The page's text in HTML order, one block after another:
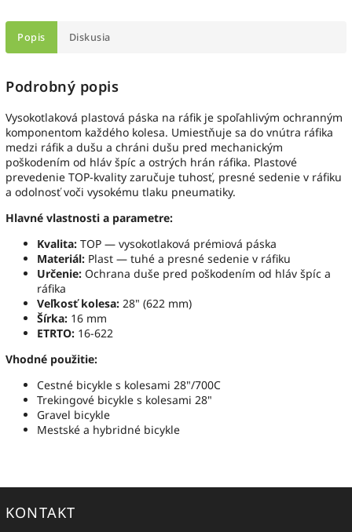
Popis Diskusia
Podrobný popis
Vysokotlaková plastová páska na ráfik je spoľahlivým ochranným
komponentom každého kolesa. Umiestňuje sa do vnútra ráfika
medzi ráfik a dušu a chráni dušu pred mechanickým
poškodením od hláv špíc a ostrých hrán ráfika. Plastové
prevedenie TOP-kvality zaručuje tuhosť, presné sedenie v ráfiku
a odolnosť voči vysokému tlaku pneumatiky.
Hlavné vlastnosti a parametre:
Kvalita: TOP — vysokotlaková prémiová páska
Materiál: Plast — tuhé a presné sedenie v ráfiku
Určenie: Ochrana duše pred poškodením od hláv špíc a
ráfika
Veľkosť kolesa: 28" (622 mm)
Šírka: 16 mm
ETRTO: 16-622
Vhodné použitie:
Cestné bicykle s kolesami 28"/700C
Trekingové bicykle s kolesami 28"
Gravel bicykle
Mestské a hybridné bicykle
KONTAKT